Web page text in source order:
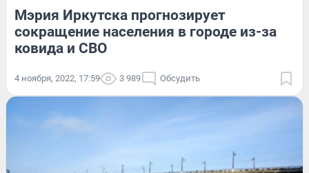
Мэрия Иркутска прогнозирует
сокращение населения в городе из-за
ковида и СВО
4 ноября, 2022, 17:59 3 989 Обсудить